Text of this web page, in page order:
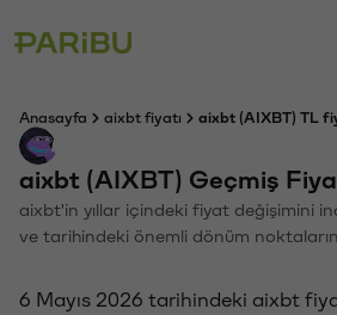
Anasayfa aixbt fiyatı aixbt (AIXBT) TL
aixbt (AIXBT) Geçmiş
aixbt'in yıllar içindeki fiyat değişimini
ve tarihindeki önemli dönüm
6 Mayıs 2026 tarihindeki aixbt